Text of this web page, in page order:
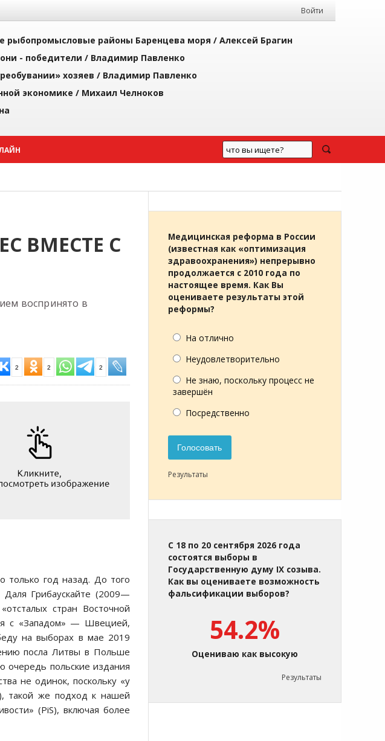
Войти
рыбопромысловые районы Баренцева моря / Алексей Брагин
- победители / Владимир Павленко
хозяев / Владимир Павленко
экономике / Михаил Челноков
ВМЕСТЕ С
воспринято в
2 2 2
только год назад. До того
Даля Грибаускайте (2009—
стран Восточной
с «Западом» — Швецией,
на выборах в мае 2019
посла Литвы в Польше
очередь польские издания
не одинок, поскольку «у
такой же подход к нашей
(PiS), включая более
Медицинская реформа в России
(известная как «оптимизация
здравоохранения») непрерывно
продолжается с 2010 года по
настоящее время. Как Вы
оцениваете результаты этой
реформы?
На отлично
Неудовлетворительно
Не знаю, поскольку процесс не
завершён
Посредственно
Голосовать
Результаты
С 18 по 20 сентября 2026 года
состоятся выборы в
Государственную думу IX созыва.
Как вы оцениваете возможность
фальсификации выборов?
54.2%
Оцениваю как высокую
Результаты